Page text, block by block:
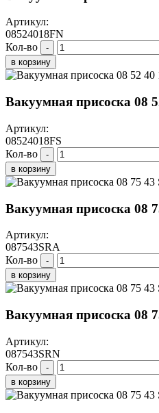
Артикул:
08524018FN
Кол-во
-
в корзину
Вакуумная присоска 08
Артикул:
08524018FS
Кол-во
-
в корзину
Вакуумная присоска 08
Артикул:
087543SRA
Кол-во
-
в корзину
Вакуумная присоска 08
Артикул:
087543SRN
Кол-во
-
в корзину